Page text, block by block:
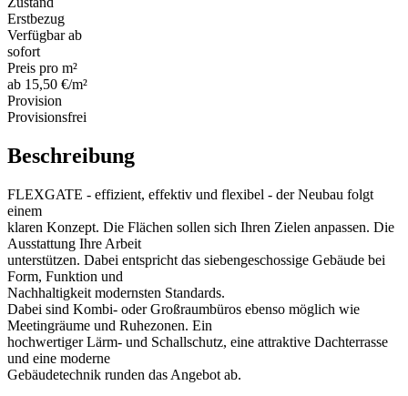
Erstbezug
Verfügbar ab
sofort
Preis pro m²
ab 15,50 €/m²
Provision
Provisionsfrei
Beschreibung
FLEXGATE - effizient, effektiv und flexibel - der Neubau folgt
einem
klaren Konzept. Die Flächen sollen sich Ihren Zielen anpassen. Die
Ausstattung Ihre Arbeit
unterstützen. Dabei entspricht das siebengeschossige Gebäude bei
Form, Funktion und
Nachhaltigkeit modernsten Standards.
Dabei sind Kombi- oder Großraumbüros ebenso möglich wie
Meetingräume und Ruhezonen. Ein
hochwertiger Lärm- und Schallschutz, eine attraktive Dachterrasse
und eine moderne
Gebäudetechnik runden das Angebot ab.